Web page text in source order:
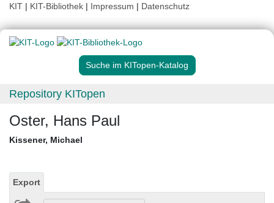
KIT | KIT-Bibliothek | Impressum | Datenschutz
Suche im KITopen-Katalog
Repository KITopen
Oster, Hans Paul
Kissener, Michael
Export